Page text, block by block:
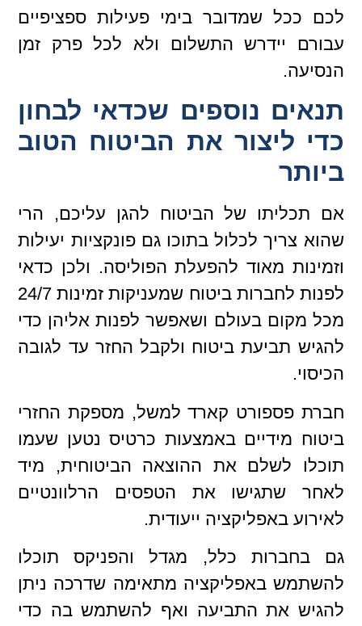
לכם ככל שמדובר בימי פעילות ספציפיים
עבורם יידרש התשלום ולא לכל פרק זמן
הנסיעה.
תנאים נוספים שכדאי לבחון
כדי ליצור את הביטוח הטוב
ביותר
אם תכליתו של הביטוח להגן עליכם, הרי
שהוא צריך לכלול בתוכו גם פונקציות יעילות
וזמינות מאוד להפעלת הפוליסה. ולכן כדאי
לפנות לחברות ביטוח שמעניקות זמינות 24/7
מכל מקום בעולם ושאפשר לפנות אליהן כדי
להגיש תביעת ביטוח ולקבל החזר עד לגובה
הכיסוי.
חברת פספורט קארד למשל, מספקת החזרי
ביטוח מידיים באמצעות כרטיס נטען שעמו
תוכלו לשלם את ההוצאה הביטוחית, מיד
לאחר שתגישו את הטפסים הרלוונטיים
לאירוע באפליקציה ייעודית.
גם בחברות כלל, מגדל והפניקס תוכלו
להשתמש באפליקציה מתאימה שדרכה ניתן
להגיש את התביעה ואף להשתמש בה כדי